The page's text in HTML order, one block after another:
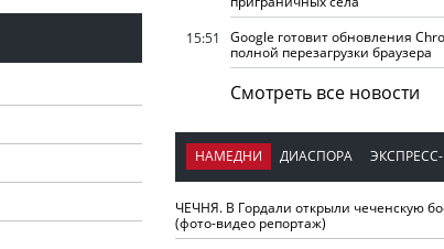
15:51
Google готовит обновления
полной перезагрузки браузера
Смотреть все новости
НАМЕДНИ ДИАСПОРА
ЧЕЧНЯ. В Гордали открыли чеченскую
(фото-видео репортаж)